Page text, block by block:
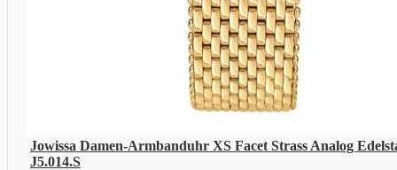
Jowissa Damen-Armbanduhr XS Facet Strass Analog
J5.014.S